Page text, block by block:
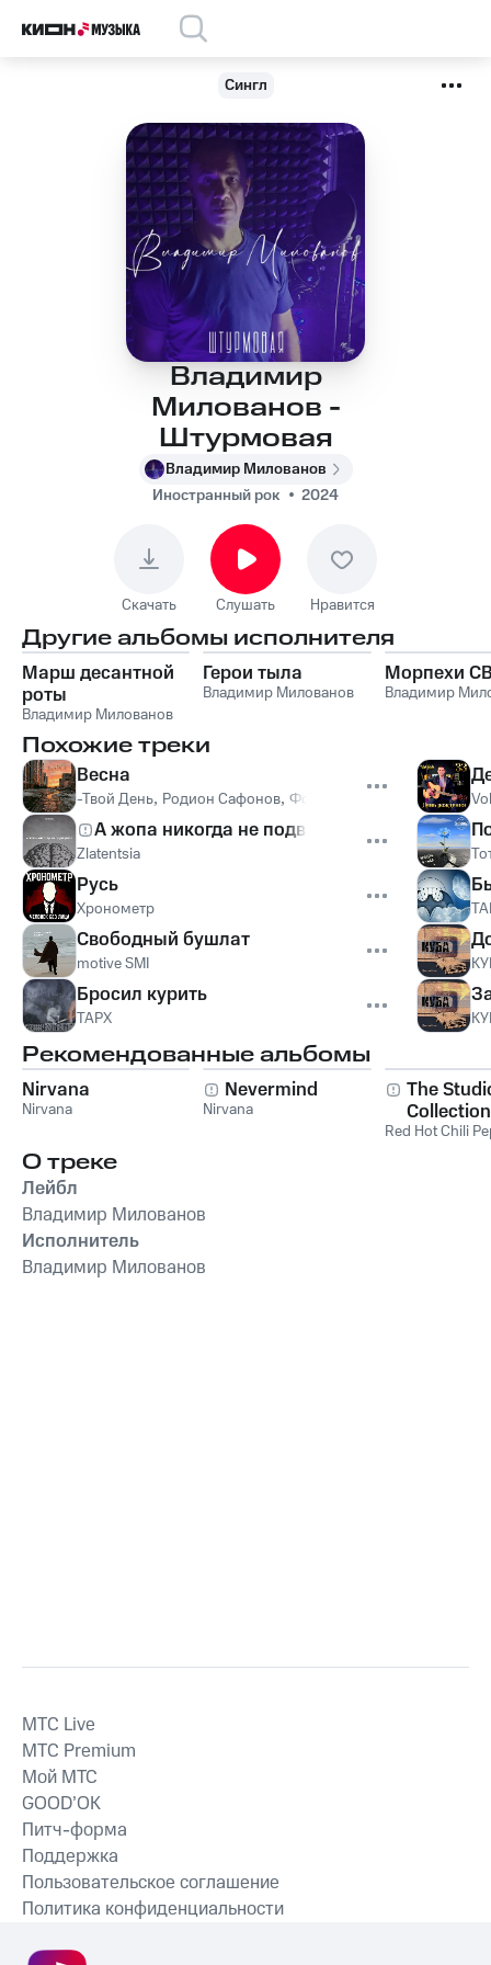
Сингл
Владимир
Милованов -
Штурмовая
Владимир Милованов
Иностранный рок
2024
Скачать Слушать Нравится
Другие альбомы исполнителя
Марш десантной
роты
Владимир Милованов
Герои тыла
Владимир Милованов
Морпехи
Владимир
Похожие треки
Весна
-Твой День, Родион Сафонов, Фогель и К*
А жопа никогда не подводила
Zlatentsia
Русь
Хронометр
Свободный бушлат
motive SMI
Бросил курить
ТАРХ
Рекомендованные альбомы
Nirvana
Nirvana
Nevermind
Nirvana
The
Collection
Red Hot Chili
О треке
Лейбл
Владимир Милованов
Исполнитель
Владимир Милованов
MTС Live
MTС Premium
Мой МТС
GOOD’OK
Питч-форма
Поддержка
Пользовательское соглашение
Политика конфиденциальности